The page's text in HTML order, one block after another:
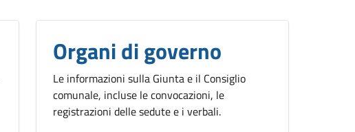
Organi di governo
Le informazioni sulla Giunta e il Consiglio
comunale, incluse le convocazioni, le
registrazioni delle sedute e i verbali.